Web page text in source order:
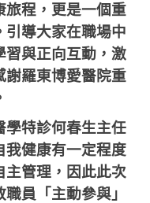
旅程，更是一個重
引導大家在職場中
習與正向互動，激
謝羅東博愛醫院重
學特診何春生主任
我健康有一定程度
主管理，因此此次
員「主動參與」